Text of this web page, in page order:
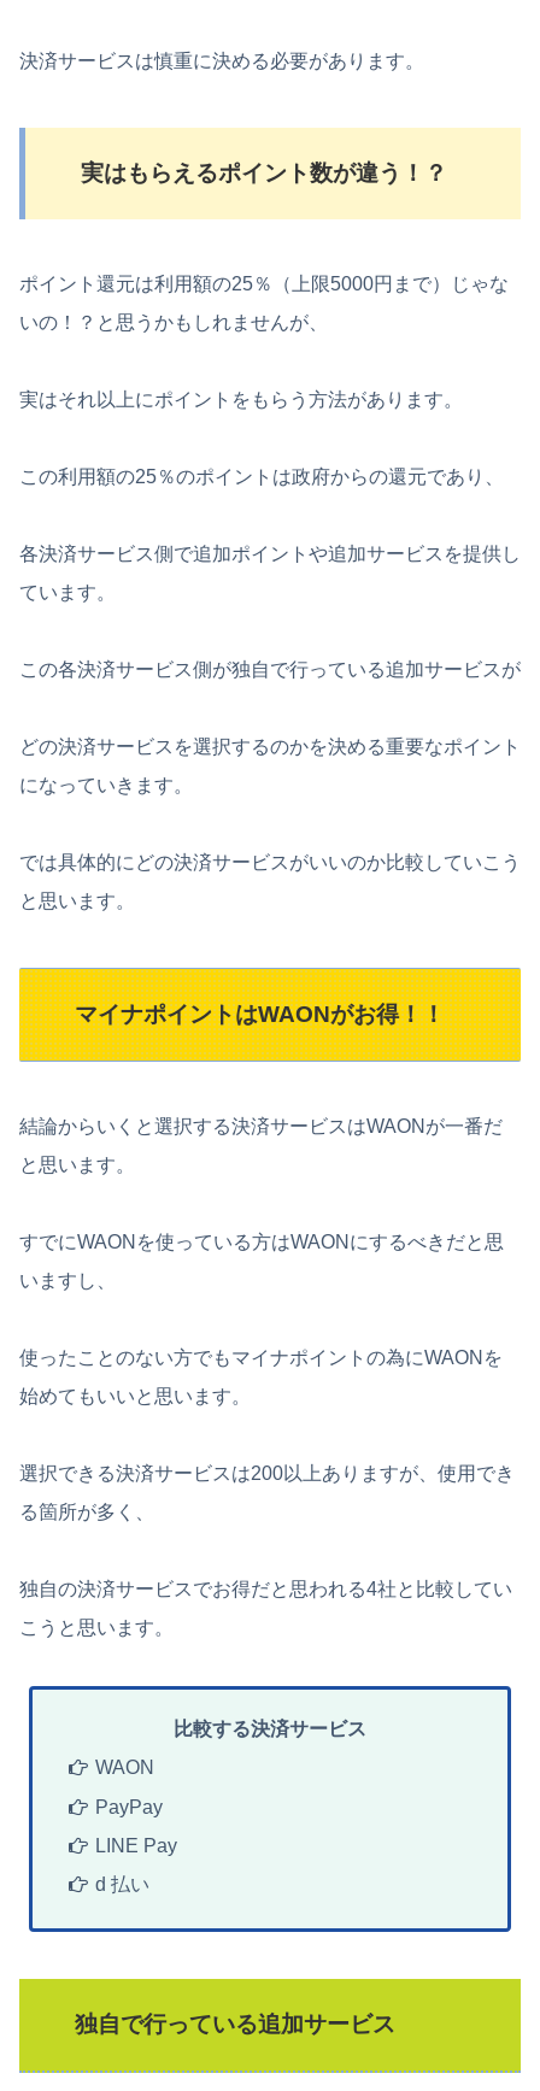
決済サービスは慎重に決める必要があります。
実はもらえるポイント数が違う！？
ポイント還元は利用額の25％（上限5000円まで）じゃな
いの！？と思うかもしれませんが、
実はそれ以上にポイントをもらう方法があります。
この利用額の25％のポイントは政府からの還元であり、
各決済サービス側で追加ポイントや追加サービスを提供し
ています。
この各決済サービス側が独自で行っている追加サービスが
どの決済サービスを選択するのかを決める重要なポイント
になっていきます。
では具体的にどの決済サービスがいいのか比較していこう
と思います。
マイナポイントはWAONがお得！！
結論からいくと選択する決済サービスはWAONが一番だ
と思います。
すでにWAONを使っている方はWAONにするべきだと思
いますし、
使ったことのない方でもマイナポイントの為にWAONを
始めてもいいと思います。
選択できる決済サービスは200以上ありますが、使用でき
る箇所が多く、
独自の決済サービスでお得だと思われる4社と比較してい
こうと思います。
比較する決済サービス
WAON
PayPay
LINE Pay
d 払い
独自で行っている追加サービス